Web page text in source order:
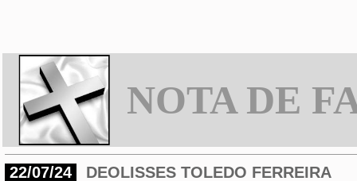
NOTA DE
22/07/24
DEOLISSES TOLEDO FERREIRA